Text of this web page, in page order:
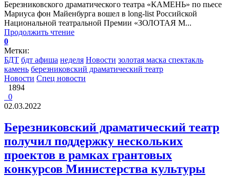
Березниковского драматического театра «КАМЕНЬ» по пьесе
Мариуса фон Майенбурга вошел в long-list Российской
Национальной театральной Премии «ЗОЛОТАЯ М...
Продолжить чтение
0
Метки:
БДТ бдт афиша неделя Новости золотая маска спектакль
камень березниковский драматический театр
Новости Спец новости
1894
0
02.03.2022
Березниковский драматический театр
получил поддержку нескольких
проектов в рамках грантовых
конкурсов Министерства культуры